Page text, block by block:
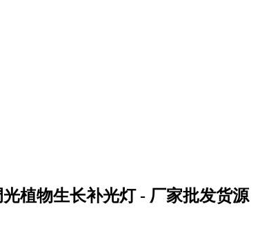
植物生长补光灯 - 厂家批发货源